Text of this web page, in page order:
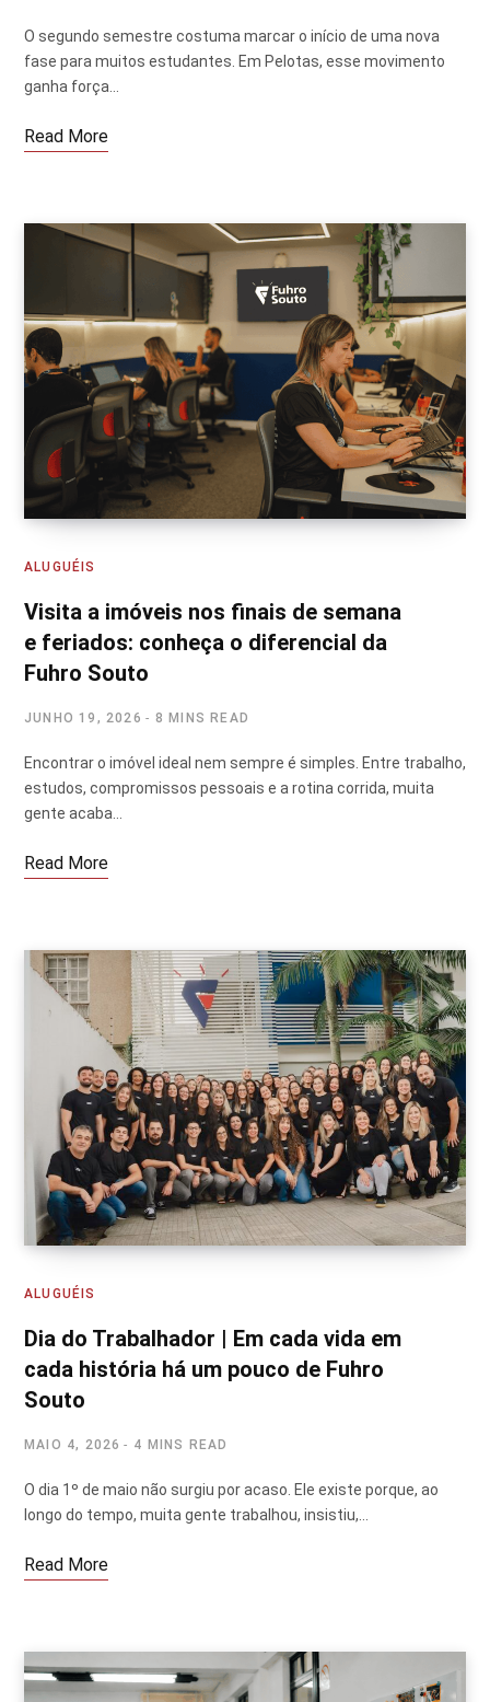
O segundo semestre costuma marcar o início de uma nova
fase para muitos estudantes. Em Pelotas, esse movimento
ganha força…
Read More
ALUGUÉIS
Visita a imóveis nos finais de semana
e feriados: conheça o diferencial da
Fuhro Souto
JUNHO 19, 2026 8 MINS READ
Encontrar o imóvel ideal nem sempre é simples. Entre trabalho,
estudos, compromissos pessoais e a rotina corrida, muita
gente acaba…
Read More
ALUGUÉIS
Dia do Trabalhador | Em cada vida em
cada história há um pouco de Fuhro
Souto
MAIO 4, 2026 4 MINS READ
O dia 1º de maio não surgiu por acaso. Ele existe porque, ao
longo do tempo, muita gente trabalhou, insistiu,…
Read More